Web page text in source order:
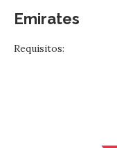
Emirates
Requisitos: